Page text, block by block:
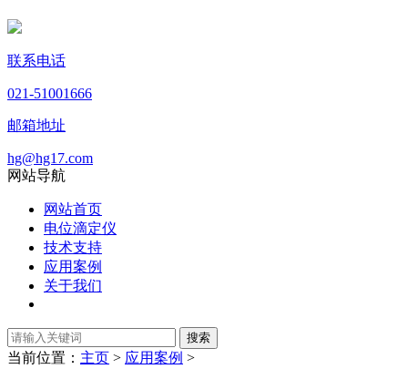
联系电话
021-51001666
邮箱地址
hg@hg17.com
网站导航
网站首页
电位滴定仪
技术支持
应用案例
关于我们
当前位置： 主页 > 应用案例 >